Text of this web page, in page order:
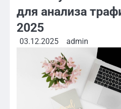
для анализа
2025
03.12.2025 admin